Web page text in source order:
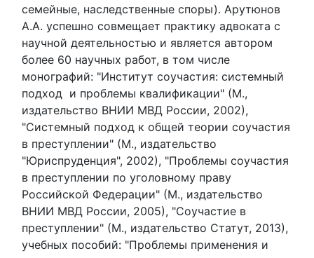
семейные, наследственные споры). Арутюнов
А.А. успешно совмещает практику адвоката с
научной деятельностью и является автором
более 60 научных работ, в том числе
монографий: "Институт соучастия: системный
подход и проблемы квалификации" (М.,
издательство ВНИИ МВД России, 2002),
"Системный подход к общей теории соучастия
в преступлении" (М., издательство
"Юриспруденция", 2002), "Проблемы соучастия
в преступлении по уголовному праву
Российской Федерации" (М., издательство
ВНИИ МВД России, 2005), "Соучастие в
преступлении" (М., издательство Статут, 2013),
учебных пособий: "Проблемы применения и